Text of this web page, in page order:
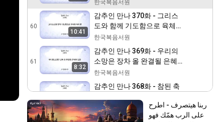
한국복음서원
60
10:41
감추인 만나 370화 - 그리스
도와 함께 기도함으로 육체를
처리함
한국복음서원
61
8:32
감추인 만나 369화 - 우리의
소망은 장차 올 완결될 은혜
에 있음
한국복음서원
9:24
감추인 만나 368화 - 참된 축
한국복음서원